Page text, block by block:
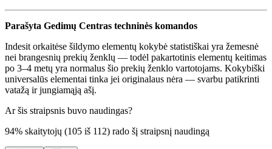
Parašyta Gedimų Centras techninės komandos
Indesit orkaitėse šildymo elementų kokybė statistiškai yra žemesnė
nei brangesnių prekių ženklų — todėl pakartotinis elementų keitimas
po 3–4 metų yra normalus šio prekių ženklo vartotojams. Kokybiški
universalūs elementai tinka jei originalaus nėra — svarbu patikrinti
vatažą ir jungiamąją ašį.
Ar šis straipsnis buvo naudingas?
94% skaitytojų (105 iš 112) rado šį straipsnį naudingą